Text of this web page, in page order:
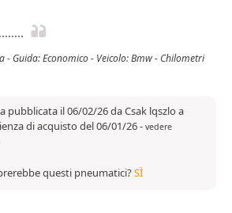
- Guida: Economico - Veicolo: Bmw - Chilometri
pubblicata il 06/02/26 da Csak lqszlo a
di acquisto del 06/01/26- vedere
questi pneumatici?SÌ